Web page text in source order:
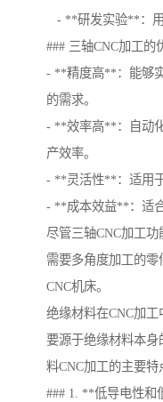
- **研发实验**：用
### 三轴CNC加工的
- **精度高**：能够
的需求。
- **效率高**：自动
产效率。
- **灵活性**：适用
- **成本效益**：适
尽管三轴CNC加工
需要多角度加工的
CNC机床。
绝缘材料在CNC加
要源于绝缘材料本
料CNC加工的主要特
### 1. **低导电性和